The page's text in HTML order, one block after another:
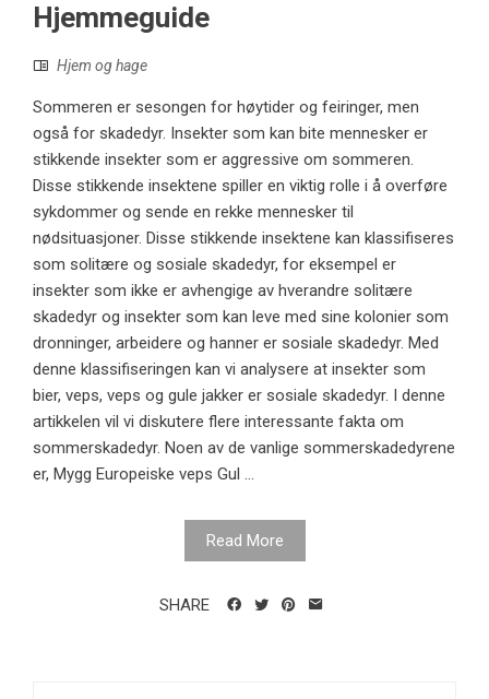
Hjemmeguide
Hjem og hage
Sommeren er sesongen for høytider og feiringer, men
også for skadedyr. Insekter som kan bite mennesker er
stikkende insekter som er aggressive om sommeren.
Disse stikkende insektene spiller en viktig rolle i å overføre
sykdommer og sende en rekke mennesker til
nødsituasjoner. Disse stikkende insektene kan klassifiseres
som solitære og sosiale skadedyr, for eksempel er
insekter som ikke er avhengige av hverandre solitære
skadedyr og insekter som kan leve med sine kolonier som
dronninger, arbeidere og hanner er sosiale skadedyr. Med
denne klassifiseringen kan vi analysere at insekter som
bier, veps, veps og gule jakker er sosiale skadedyr. I denne
artikkelen vil vi diskutere flere interessante fakta om
sommerskadedyr. Noen av de vanlige sommerskadedyrene
er, Mygg Europeiske veps Gul ...
Read More
SHARE